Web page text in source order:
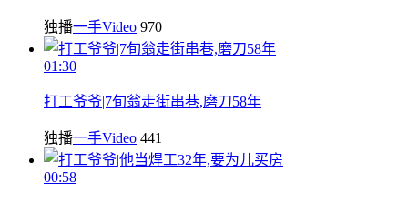
独播一手Video 970
01:30
打工爷爷|7旬翁走街串巷,磨刀58年
独播一手Video 441
00:58